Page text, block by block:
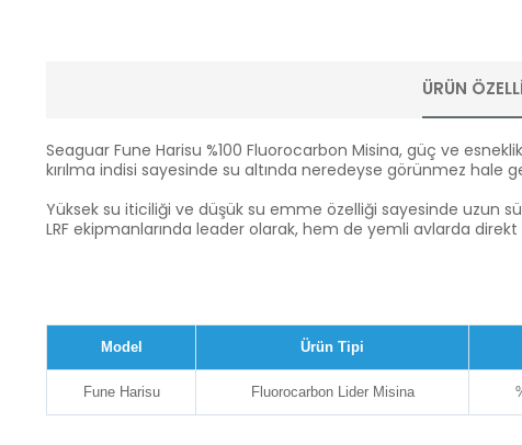
ÜRÜN
Seaguar Fune Harisu %100 Fluorocarbon Misina, güç ve
kırılma indisi sayesinde su altında neredeyse görünmez hale
Yüksek su iticiliği ve düşük su emme özelliği sayesinde uzun
LRF ekipmanlarında leader olarak, hem de yemli avlarda
Model Ürün Tipi
Fune Harisu Fluorocarbon Lider Misina